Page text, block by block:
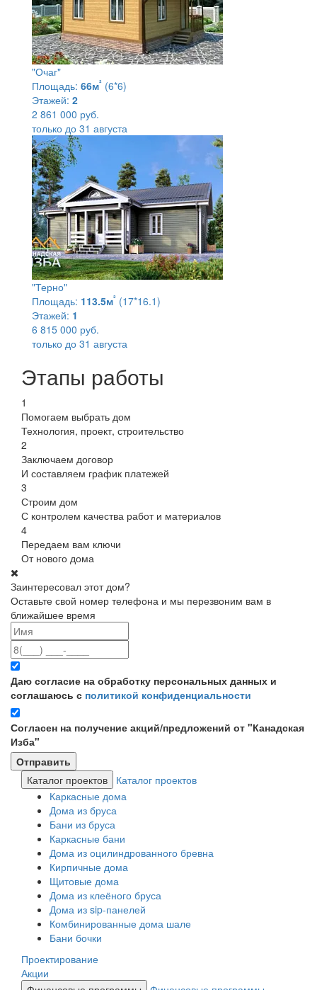
"Очаг"
Площадь: 66м² (6*6)
Этажей: 2
2 861 000 руб.
только до 31 августа
"Терно"
Площадь: 113.5м² (17*16.1)
Этажей: 1
6 815 000 руб.
только до 31 августа
Этапы работы
1
Помогаем выбрать дом
Технология, проект, строительство
2
Заключаем договор
И составляем график платежей
3
Строим дом
С контролем качества работ и материалов
4
Передаем вам ключи
От нового дома
Заинтересовал этот дом?
Оставьте свой номер телефона и мы перезвоним вам в
ближайшее время
Даю согласие на обработку персональных данных и
соглашаюсь с политикой конфиденциальности
Согласен на получение акций/предложений от "Канадская
Изба"
Каталог проектов
Каталог проектов
Каркасные дома
Дома из бруса
Бани из бруса
Каркасные бани
Дома из оцилиндрованного бревна
Кирпичные дома
Щитовые дома
Дома из клеёного бруса
Дома из sip-панелей
Комбинированные дома шале
Бани бочки
Проектирование
Акции